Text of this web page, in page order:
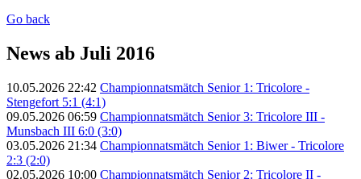
Go back
News ab Juli 2016
10.05.2026 22:42 Championnatsmätch Senior 1: Tricolore -
Stengefort 5:1 (4:1)
09.05.2026 06:59 Championnatsmätch Senior 3: Tricolore III -
Munsbach III 6:0 (3:0)
03.05.2026 21:34 Championnatsmätch Senior 1: Biwer - Tricolore
2:3 (2:0)
02.05.2026 10:00 Championnatsmätch Senior 2: Tricolore II -